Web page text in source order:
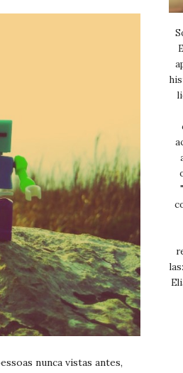
nunca vistas antes,